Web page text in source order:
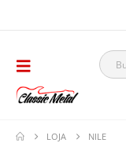
LOJA NILE